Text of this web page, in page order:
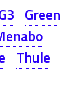
Green
Thule